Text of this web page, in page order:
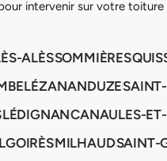
intervenir sur votre toiture
ALÈSSOMMIÈRES
LÉZANANDUZE
LÉDIGNANCANAULES-
MILHAUDSAINT-